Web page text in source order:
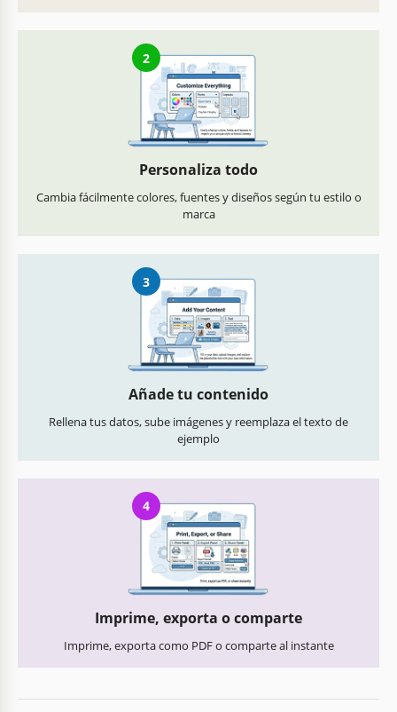
2
Personaliza todo
Cambia fácilmente colores, fuentes y diseños según tu estilo o
marca
3
Añade tu contenido
Rellena tus datos, sube imágenes y reemplaza el texto de
ejemplo
4
Imprime, exporta o comparte
Imprime, exporta como PDF o comparte al instante